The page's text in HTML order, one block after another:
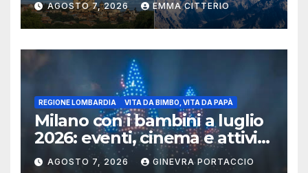
AGOSTO 7, 2026 EMMA CITTERIO
REGIONE LOMBARDIA VITA DA BIMBO, VITA DA PAPÀ
Milano con i bambini a luglio
2026: eventi, cinema e attività
per famiglie
AGOSTO 7, 2026 GINEVRA PORTACCIO